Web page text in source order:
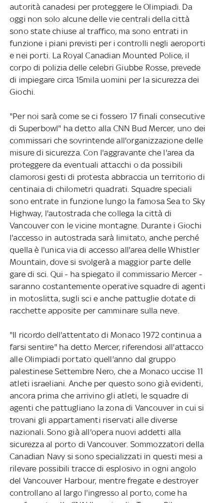
autorità canadesi per proteggere le Olimpiadi. Da
oggi non solo alcune delle vie centrali della città
sono state chiuse al traffico, ma sono entrati in
funzione i piani previsti per i controlli negli aeroporti
e nei porti. La Royal Canadian Mounted Police, il
corpo di polizia delle celebri Giubbe Rosse, prevede
di impiegare circa 15mila uomini per la sicurezza dei
Giochi.
"Per noi sarà come se ci fossero 17 finali consecutive
di Superbowl" ha detto alla CNN Bud Mercer, uno dei
commissari che sovrintende all'organizzazione delle
misure di sicurezza. Con l'aggravante che l'area da
proteggere da eventuali attacchi o da possibili
clamorosi gesti di protesta abbraccia un territorio di
centinaia di chilometri quadrati. Squadre speciali
sono entrate in funzione lungo la famosa Sea to Sky
Highway, l'autostrada che collega la città di
Vancouver con le vicine montagne. Durante i Giochi
l'accesso in autostrada sarà limitato, anche perché
quella è l'unica via di accesso all'area delle Whistler
Mountain, dove si svolgerà a maggior parte delle
gare di sci. Qui - ha spiegato il commissario Mercer -
saranno costantemente operative squadre di agenti
in motoslitta, sugli sci e anche pattuglie dotate di
racchette apposite per camminare sulla neve.
"Il ricordo dell'attentato di Monaco 1972 continua a
farsi sentire" ha detto Mercer, riferendosi all'attacco
alle Olimpiadi portato quell'anno dal gruppo
palestinese Settembre Nero, che a Monaco uccise 11
atleti israeliani. Anche per questo sono già evidenti,
ancora prima che arrivino gli atleti, le squadre di
agenti che pattugliano la zona di Vancouver in cui si
trovani gli appartamenti riservati alle diverse
nazionali. Sono già all'opera nuovi addetti alla
sicurezza al porto di Vancouver. Sommozzatori della
Canadian Navy si sono specializzati in questi mesi a
rilevare possibili tracce di esplosivo in ogni angolo
del Vancouver Harbour, mentre fregate e destroyer
controllano al largo l'ingresso al porto, come ha